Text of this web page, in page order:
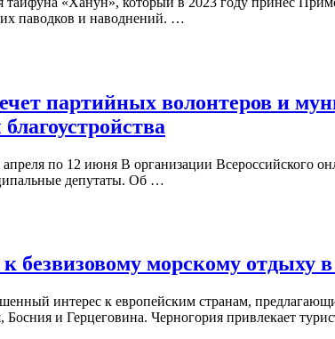
паводков и наводнений. …
партийных волонтеров и
по 12 июня В организации Всероссийского
депутаты. Об …
безвизовому морскому отдыху
интерес к европейским странам,
Босния и Герцеговина. Черногория привлекает